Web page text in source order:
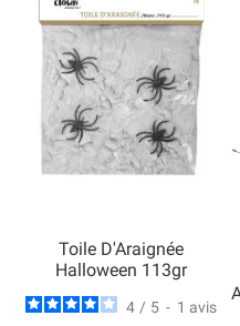
Toile D'Araignée
Halloween 113gr
4 / 5 - 1 avis